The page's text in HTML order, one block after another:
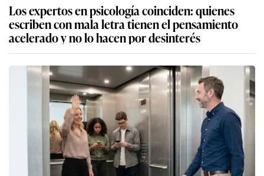
Los expertos en psicología coinciden: quienes
escriben con mala letra tienen el pensamiento
acelerado y no lo hacen por desinterés